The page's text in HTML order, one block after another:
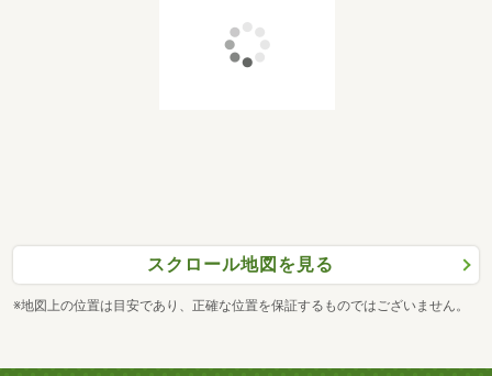
スクロール地図を見る
※地図上の位置は目安であり、正確な位置を保証するものではございません。